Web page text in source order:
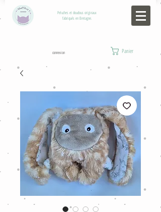
Peluches et doudous originaux
fabriqués en Bretagne.
connexion Panier